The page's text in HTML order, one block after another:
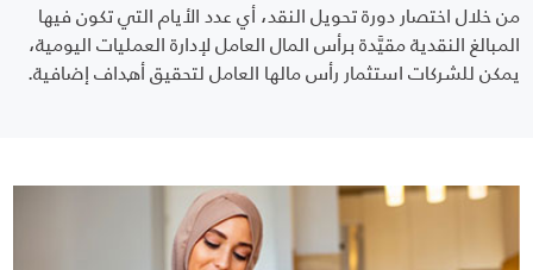
من خلال اختصار دورة تحويل النقد، أي عدد الأيام التي تكون فيها
المبالغ النقدية مقيَّدة برأس المال العامل لإدارة العمليات اليومية،
يمكن للشركات استثمار رأس مالها العامل لتحقيق أهداف إضافية.